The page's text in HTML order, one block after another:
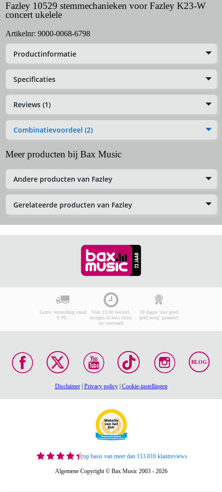
Fazley 10529 stemmechanieken voor Fazley K23-W
concert ukelele
Artikelnr: 9000-0068-6798
Productinformatie
Specificaties
Reviews (1)
Combinatievoordeel (2)
Meer producten bij Bax Music
Andere producten van Fazley
Gerelateerde producten van Fazley
Gratis verzending vanaf
€ 99,-
Voor 23:00 besteld,
morgen in huis (mits
op voorraad)
30 dagen 'niet goed
geld terug' garantie!
BLOG
Disclaimer| Privacy policy| Cookie-instellingen
op basis van meer dan 113.816 klantreviews
Algemene Copyright © Bax Music 2003 - 2026